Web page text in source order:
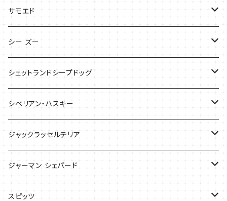
サンダル
バッグ
ケース
Tシャツ
Tシャツ
バッグ
ケース
サモエド
Tシャツ
バッグ
シー ズー
Tシャツ
バッグ
ケース
シェットランドシープドッグ
バッグ
ケース
Tシャツ
シベリアン・ハスキー
Tシャツ
バッグ
ジャックラッセルテリア
バッグ
ケース
ジャーマン シェパード
Ｔシャツ
スピッツ